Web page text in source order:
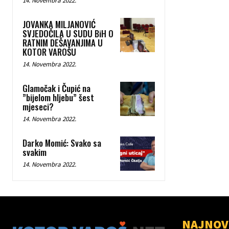
JOVANKA MILJANOVIĆ
SVJEDOČILA U SUDU BiH O
RATNIM DEŠAVANJIMA U
KOTOR VAROŠU
14. Novembra 2022.
Glamočak i Čupić na
”bijelom hljebu” šest
mjeseci?
14. Novembra 2022.
Darko Momić: Svako sa
svakim
14. Novembra 2022.